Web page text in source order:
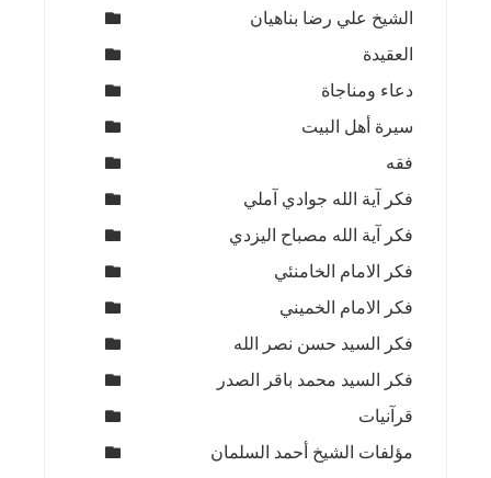
الشيخ علي رضا بناهيان
العقيدة
دعاء ومناجاة
سيرة أهل البيت
فقه
فكر آية الله جوادي آملي
فكر آية الله مصباح اليزدي
فكر الامام الخامنئي
فكر الامام الخميني
فكر السيد حسن نصر الله
فكر السيد محمد باقر الصدر
قرآنيات
مؤلفات الشيخ أحمد السلمان